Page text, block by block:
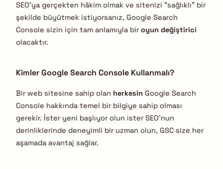
SEO’ya gerçekten hâkim olmak ve sitenizi “sağlıklı” bir
şekilde büyütmek istiyorsanız, Google Search
Console sizin için tam anlamıyla bir oyun değiştirici
olacaktır.
Kimler Google Search Console Kullanmalı?
Bir web sitesine sahip olan herkesin Google Search
Console hakkında temel bir bilgiye sahip olması
gerekir. İster yeni başlıyor olun ister SEO’nun
derinliklerinde deneyimli bir uzman olun, GSC size her
aşamada avantaj sağlar.